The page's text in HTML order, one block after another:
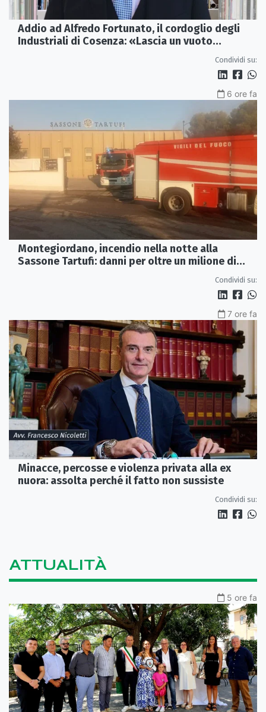
Addio ad Alfredo Fortunato, il cordoglio degli
Industriali di Cosenza: «Lascia un vuoto
Condividi su:
6 ore fa
Montegiordano, incendio nella notte alla
Sassone Tartufi: danni per oltre un milione di
Condividi su:
7 ore fa
Minacce, percosse e violenza privata alla ex
nuora: assolta perché il fatto non sussiste
Condividi su:
ATTUALITÀ
5 ore fa